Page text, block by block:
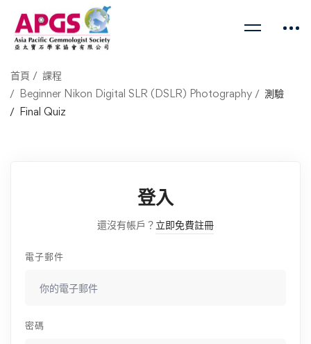
首頁
課程
Beginner Nikon Digital SLR (DSLR) Photography
測驗
Final Quiz
登入
還沒有帳戶？ 立即免費註冊
電子郵件
密碼